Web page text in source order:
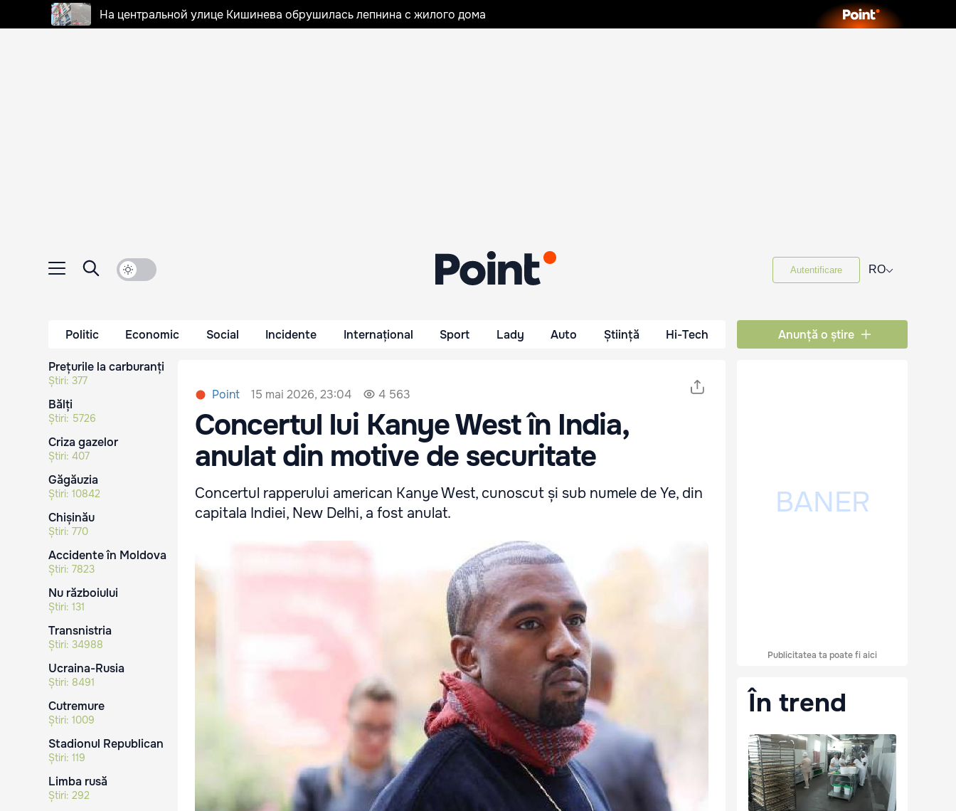
На центральной улице Кишинева обрушилась лепнина с жилого дома
Autentificare RO⌵
Politic Economic Social Incidente Internațional Sport Lady Auto Știință Hi-Tech Anunță o știre
Prețurile la carburanți
Știri: 377
Bălți
Știri: 5726
Criza gazelor
Știri: 407
Găgăuzia
Știri: 10842
Chișinău
Știri: 770
Accidente în Moldova
Știri: 7823
Nu războiului
Știri: 131
Transnistria
Știri: 34988
Ucraina-Rusia
Știri: 8491
Cutremure
Știri: 1009
Stadionul Republican
Știri: 119
Limba rusă
Știri: 292
Point 15 mai 2026, 23:04 4 563
Concertul lui Kanye West în India,
anulat din motive de securitate
Concertul rapperului american Kanye West, cunoscut și sub numele de Ye, din
capitala Indiei, New Delhi, a fost anulat.
Publicitatea ta poate fi aici
În trend